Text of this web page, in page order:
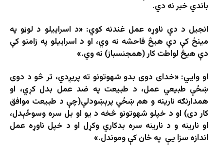
باندي خبر نه دي.
انجیل د دې ناوړه عمل غندنه کوي: «د اسراییلو د لوڼو په
مینځ کې دې هیڅ فاحشه نه وي، او د اسراییلو په زامنو کې
دې هیڅ لواطت کار (همجنسباز) نه وي.»
او وایي: «خدای دوی بدو شهوتونو ته پریږدي، تر څو د دوی
ښځې طبیعي عمل، د طبیعت په ضد عمل بدل کړي، او
همدارنګه نارینه و هم ښځي پرېښودلې(چې د طبیعت موافق
کار دی) او د خپلو شهوتونو څخه د یو او بل سره وسوځېدل،
او نارینه و د نارینه سره بدکاري وکړل او د خپل ناوړه عمل
اندازه سزا یې په ځان کې وموندل.»